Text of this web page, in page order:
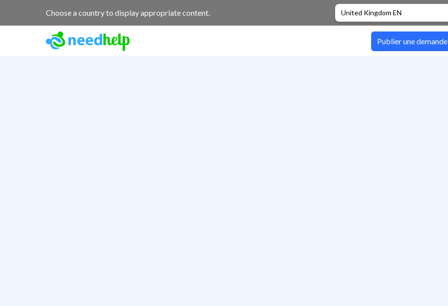
Choose a country to display appropriate content. United Kingdom EN
Publier une demande